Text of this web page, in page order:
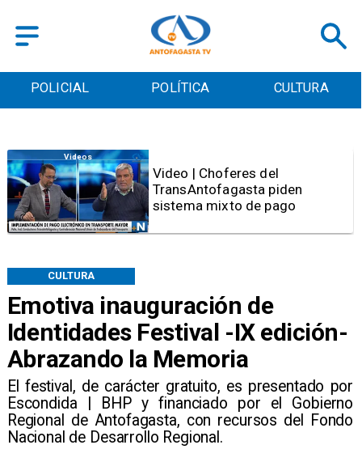
POLICIAL POLÍTICA CULTURA
Emotiva inauguración de
Identidades Festival -IX edición-
Abrazando la Memoria
El festival, de carácter gratuito, es presentado por
Escondida | BHP y financiado por el Gobierno
Regional de Antofagasta, con recursos del Fondo
Nacional de Desarrollo Regional.
CULTURA
Videos
Video | Choferes del
TransAntofagasta piden
sistema mixto de pago